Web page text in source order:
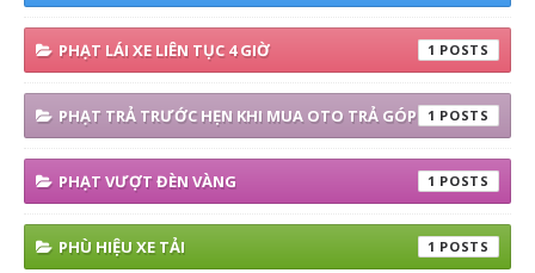
PHẠT LÁI XE LIÊN TỤC 4 GIỜ 1
PHẠT TRẢ TRƯỚC HẸN KHI MUA OTO TRẢ GÓP 1
PHẠT VƯỢT ĐÈN VÀNG 1
PHÙ HIỆU XE TẢI 1